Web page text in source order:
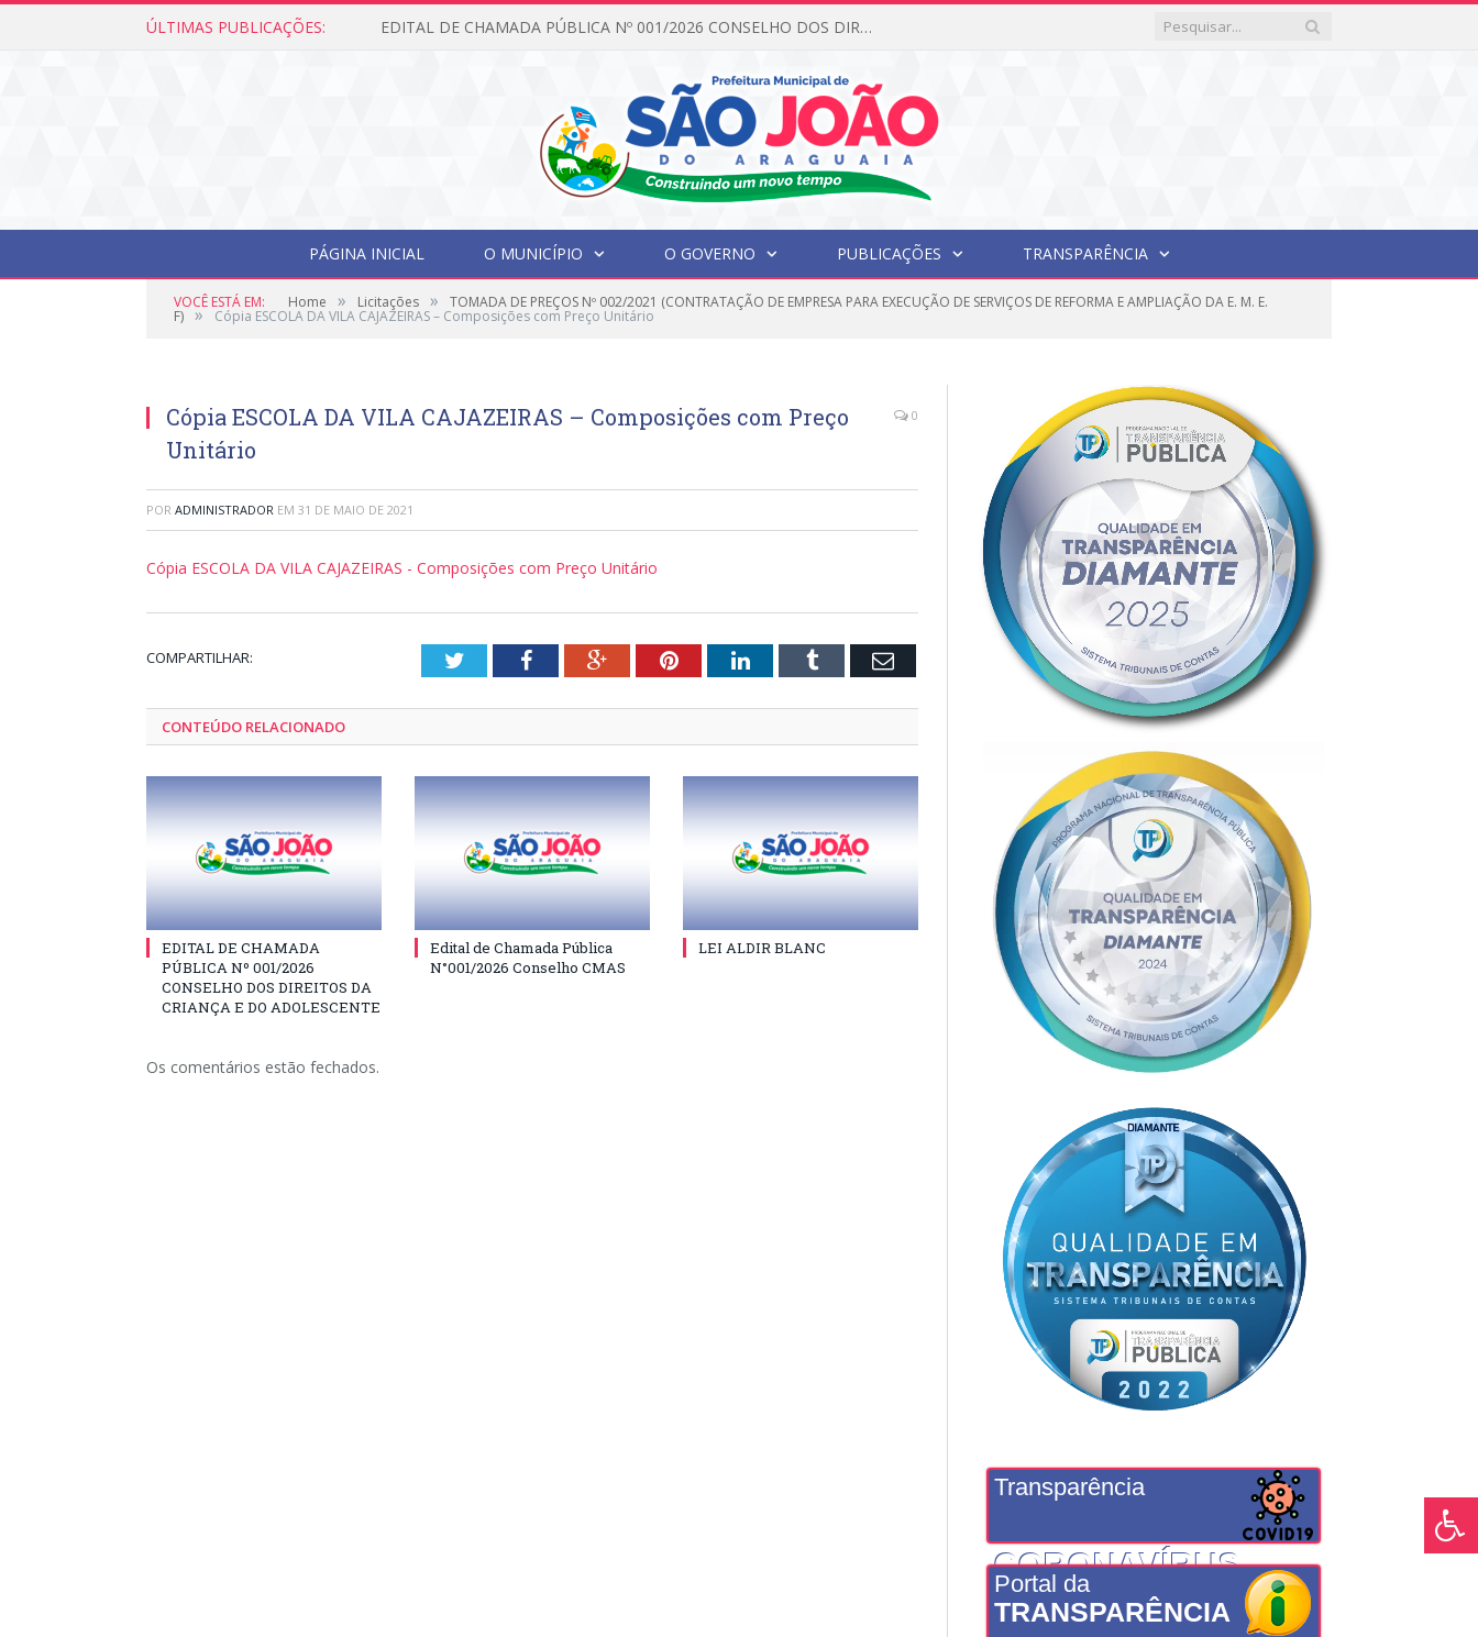
ÚLTIMAS PUBLICAÇÕES: EDITAL DE CHAMADA PÚBLICA Nº 001/2026 CONSELHO DOS DIREITOS DA CRIANÇA E DO ADOLESCENTE
PÁGINA INICIAL O MUNICÍPIO O GOVERNO PUBLICAÇÕES TRANSPARÊNCIA
VOCÊ ESTÁ EM: Home » Licitações » TOMADA DE PREÇOS Nº 002/2021 (CONTRATAÇÃO DE EMPRESA PARA EXECUÇÃO DE SERVIÇOS DE REFORMA E AMPLIAÇÃO DA E. M. E.
F) » Cópia ESCOLA DA VILA CAJAZEIRAS – Composições com Preço Unitário
Cópia ESCOLA DA VILA CAJAZEIRAS – Composições com Preço
Unitário
0
POR ADMINISTRADOR EM 31 DE MAIO DE 2021
Cópia ESCOLA DA VILA CAJAZEIRAS - Composições com Preço Unitário
COMPARTILHAR: TwitterFacebookGoogle+PinterestLinkedInTumblr Email
CONTEÚDO RELACIONADO
EDITAL DE CHAMADA
PÚBLICA Nº 001/2026
CONSELHO DOS DIREITOS DA
CRIANÇA E DO ADOLESCENTE
Edital de Chamada Pública
N°001/2026 Conselho CMAS
LEI ALDIR BLANC
Os comentários estão fechados.
Transparência
CORONAVÍRUS
Portal da
TRANSPARÊNCIA